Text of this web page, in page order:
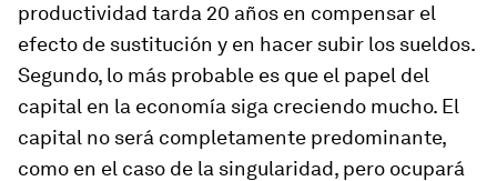
productividad tarda 20 años en compensar el
efecto de sustitución y en hacer subir los sueldos.
Segundo, lo más probable es que el papel del
capital en la economía siga creciendo mucho. El
capital no será completamente predominante,
como en el caso de la singularidad, pero ocupará